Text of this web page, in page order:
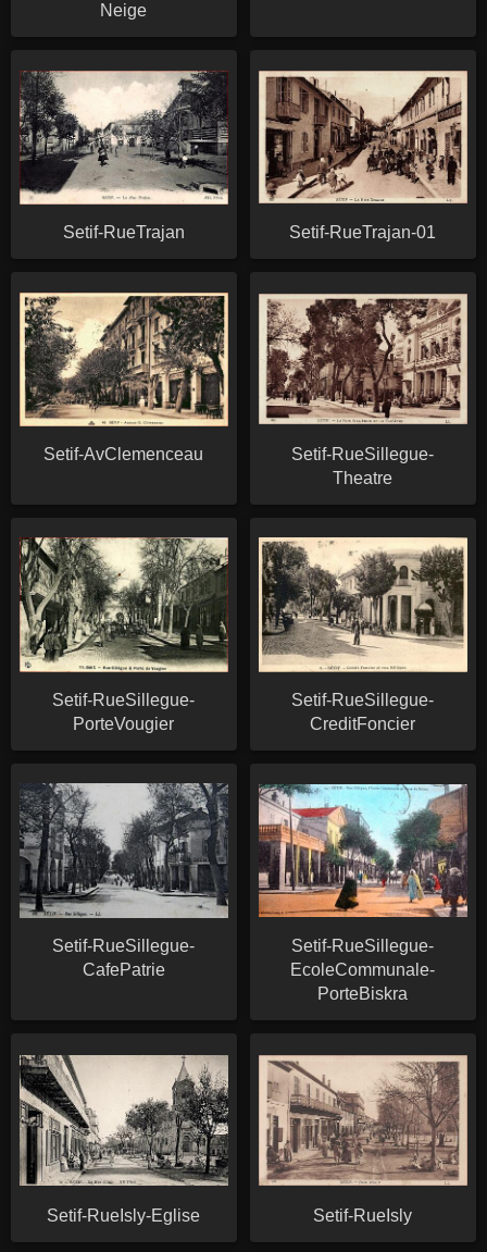
Neige
Setif-RueTrajan Setif-RueTrajan-01
Setif-AvClemenceau
Setif-RueSillegue-
Theatre
Setif-RueSillegue-
PorteVougier
Setif-RueSillegue-
CreditFoncier
Setif-RueSillegue-
CafePatrie
Setif-RueSillegue-
EcoleCommunale-
PorteBiskra
Setif-RueIsly-Eglise Setif-RueIsly